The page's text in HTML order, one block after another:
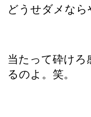
どうせダメなら
当たって砕けろ
るのよ。笑。